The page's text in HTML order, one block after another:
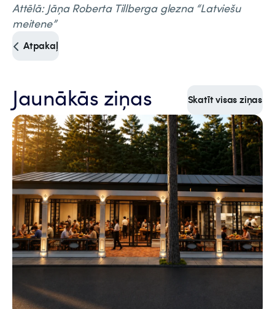
Attēlā: Jāņa Roberta Tillberga glezna “Latviešu
meitene”
Atpakaļ
Jaunākās ziņas Skatīt visas ziņas